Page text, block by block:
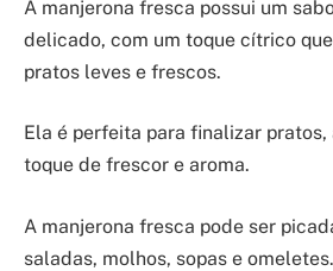
A manjerona fresca possui um
delicado, com um toque cítrico
pratos leves e frescos.
Ela é perfeita para finalizar pratos,
toque de frescor e aroma.
A manjerona fresca pode ser
saladas, molhos, sopas e omeletes.